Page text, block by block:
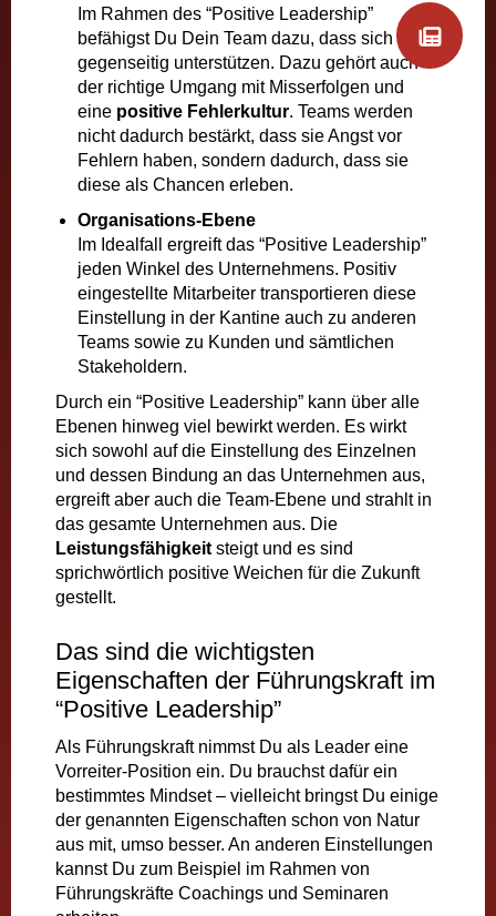
Im Rahmen des “Positive Leadership”
befähigst Du Dein Team dazu, dass sich alle
gegenseitig unterstützen. Dazu gehört auch
der richtige Umgang mit Misserfolgen und
eine positive Fehlerkultur. Teams werden
nicht dadurch bestärkt, dass sie Angst vor
Fehlern haben, sondern dadurch, dass sie
diese als Chancen erleben.
Organisations-Ebene
Im Idealfall ergreift das “Positive Leadership”
jeden Winkel des Unternehmens. Positiv
eingestellte Mitarbeiter transportieren diese
Einstellung in der Kantine auch zu anderen
Teams sowie zu Kunden und sämtlichen
Stakeholdern.
Durch ein “Positive Leadership” kann über alle
Ebenen hinweg viel bewirkt werden. Es wirkt
sich sowohl auf die Einstellung des Einzelnen
und dessen Bindung an das Unternehmen aus,
ergreift aber auch die Team-Ebene und strahlt in
das gesamte Unternehmen aus. Die
Leistungsfähigkeit steigt und es sind
sprichwörtlich positive Weichen für die Zukunft
gestellt.
Das sind die wichtigsten
Eigenschaften der Führungskraft im
“Positive Leadership”
Als Führungskraft nimmst Du als Leader eine
Vorreiter-Position ein. Du brauchst dafür ein
bestimmtes Mindset – vielleicht bringst Du einige
der genannten Eigenschaften schon von Natur
aus mit, umso besser. An anderen Einstellungen
kannst Du zum Beispiel im Rahmen von
Führungskräfte Coachings und Seminaren